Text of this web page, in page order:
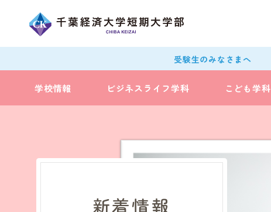
学校情報 ビジネスライフ学科 こども学科
受験生のみなさまへ
新着情報